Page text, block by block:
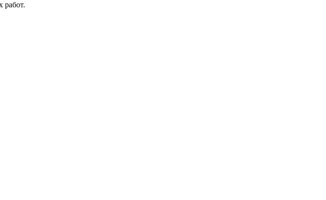
работ.